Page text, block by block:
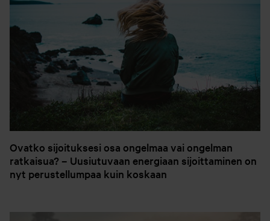
Ovatko sijoituksesi osa ongelmaa vai ongelman
ratkaisua? – Uusiutuvaan energiaan sijoittaminen on
nyt perustellumpaa kuin koskaan